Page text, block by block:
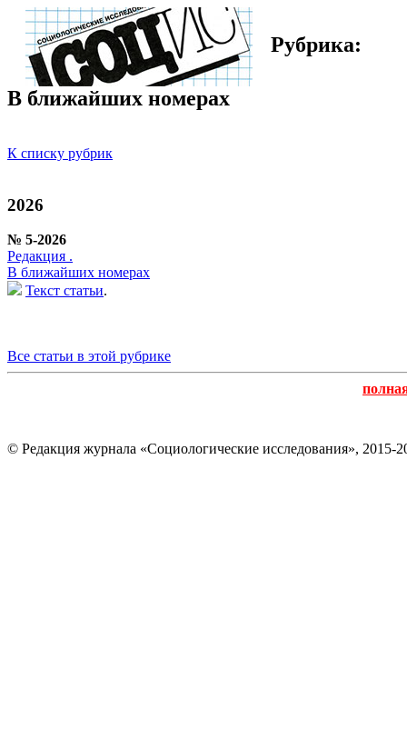
Рубрика:
В ближайших номерах
К списку рубрик
2026
№ 5-2026
Редакция .
В ближайших номерах
Текст статьи.
Все статьи в этой рубрике
© Редакция журнала «Социологические исследования», 2015-